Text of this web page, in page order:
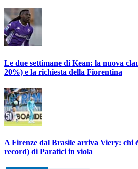
Le due settimane di Kean: la nuova
20%) e la richiesta della Fiorentina
A Firenze dal Brasile arriva Viery: chi
record) di Paratici in viola